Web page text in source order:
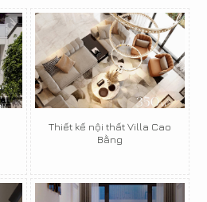
Thiết kế nội thất Villa Cao
Bằng